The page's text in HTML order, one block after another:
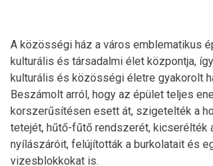
A közösségi ház a város emblematikus
kulturális és társadalmi élet központja,
kulturális és közösségi életre gyakorolt
Beszámolt arról, hogy az épület teljes
korszerűsítésen esett át, szigetelték a
tetejét, hűtő-fűtő rendszerét, kicserélték
nyílászáróit, felújították a burkolatait és
vizesblokkokat is.